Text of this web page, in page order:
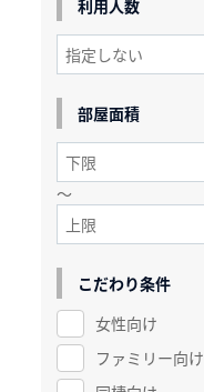
利用人数
部屋面積
～
こだわり条件
女性向け
ファミリー向け